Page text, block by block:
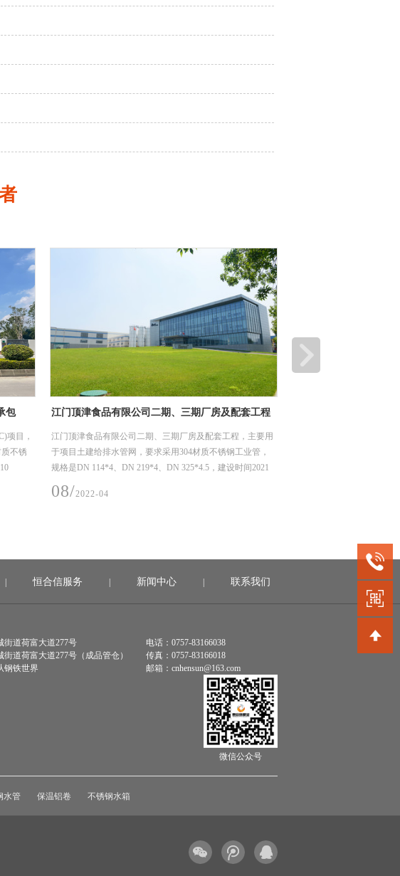
二期、三期厂房及配套工程
、三期厂房及配套工程，主要用
求采用304材质不锈钢工业管，
、DN 325*4.5，建设时间2021
深圳市龙岗优质饮用水入户工程（2019）龙城二标
工程项目
龙岗区优质饮用水入户工程（2019年）-深水龙岗水务集团供
水片区（龙城街道二标）工程项目，主要用途在龙岗街道饮
用水系统，我们供了薄壁不锈钢水管及管件，规格型号是
恒合信服务 新闻中心 联系我们
街道荷富大道277号
道荷富大道277号（成品管仓）
钢铁世界
电话：0757-83166038
传真：0757-83166018
邮箱：cnhensun@163.com
微信公众号
水管 保温铝卷 不锈钢水箱